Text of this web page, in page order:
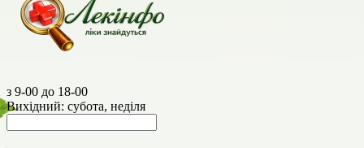
з 9-00 до 18-00
Вихідний: субота, неділя